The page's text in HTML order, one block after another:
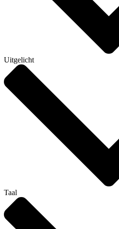
Uitgelicht
Taal